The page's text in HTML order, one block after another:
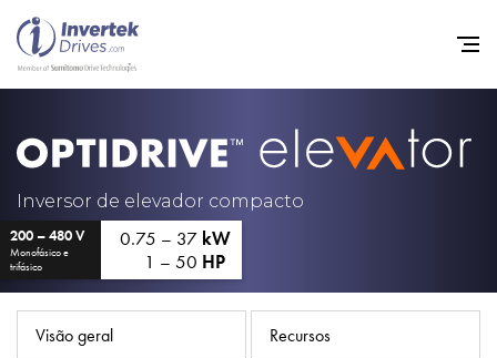
Inversor de elevador compacto
200 – 480 V
Monofásico e
trifásico
0.75 – 37 kW
1 – 50 HP
Visão geral Recursos
Início
Notícias